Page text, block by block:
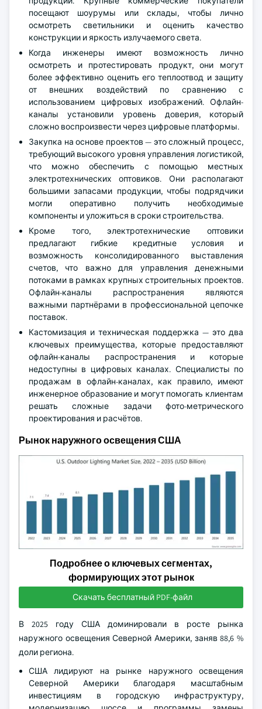
посещают шоурумы или склады, чтобы лично
осмотреть светильники и оценить качество
конструкции и яркость излучаемого света.
Когда инженеры имеют возможность лично
осмотреть и протестировать продукт, они могут
более эффективно оценить его теплоотвод и защиту
от внешних воздействий по сравнению с
использованием цифровых изображений. Офлайн-
каналы установили уровень доверия, который
сложно воспроизвести через цифровые платформы.
Закупка на основе проектов — это сложный процесс,
требующий высокого уровня управления логистикой,
что можно обеспечить с помощью местных
электротехнических оптовиков. Они располагают
большими запасами продукции, чтобы подрядчики
могли оперативно получить необходимые
компоненты и уложиться в сроки строительства.
Кроме того, электротехнические оптовики
предлагают гибкие кредитные условия и
возможность консолидированного выставления
счетов, что важно для управления денежными
потоками в рамках крупных строительных проектов.
Офлайн-каналы распространения являются
важными партнёрами в профессиональной цепочке
поставок.
Кастомизация и техническая поддержка — это два
ключевых преимущества, которые предоставляют
офлайн-каналы распространения и которые
недоступны в цифровых каналах. Специалисты по
продажам в офлайн-каналах, как правило, имеют
инженерное образование и могут помогать клиентам
решать сложные задачи фото-метрического
проектирования и расчётов.
Рынок наружного освещения США
Подробнее о ключевых сегментах,
формирующих этот рынок
Скачать бесплатный PDF-файл
В 2025 году США доминировали в росте рынка
наружного освещения Северной Америки, заняв 88,6 %
доли региона.
США лидируют на рынке наружного освещения
Северной Америки благодаря масштабным
инвестициям в городскую инфраструктуру,